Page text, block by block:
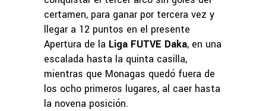
certamen, para ganar por tercera vez y
llegar a 12 puntos en el presente
Apertura de la Liga FUTVE Daka, en una
escalada hasta la quinta casilla,
mientras que Monagas quedó fuera de
los ocho primeros lugares, al caer hasta
la novena posición.